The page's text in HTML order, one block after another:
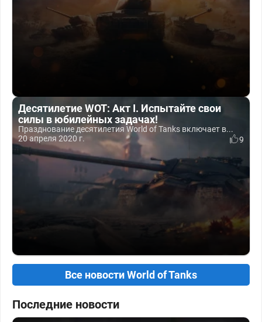
Десятилетие WOT: Акт I. Испытайте свои
силы в юбилейных задачах!
Празднование десятилетия World of Tanks включает в...
20 апреля 2020 г.
9
Все новости World of Tanks
Последние новости